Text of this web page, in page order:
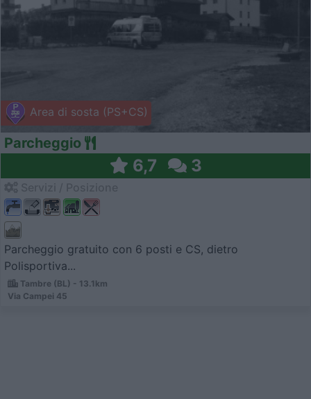
Area di sosta (PS+CS)
Parcheggio
6,7 3
Parcheggio gratuito con 6 posti e CS, dietro
Polisportiva...
Tambre (BL) - 13.1km
Via Campei 45